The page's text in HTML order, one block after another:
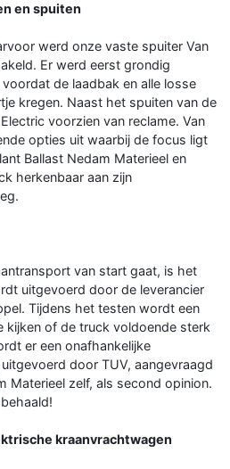
en spuiten
werd onze vaste spuiter Van
Er werd eerst grondig
de laadbak en alle losse
kregen. Naast het spuiten van de
voorzien van reclame. Van
opties uit waarbij de focus ligt
Ballast Nedam Materieel en
herkenbaar aan zijn
van start gaat, is het
uitgevoerd door de leverancier
Tijdens het testen wordt een
kijken of de truck voldoende sterk
er een onafhankelijke
door TUV, aangevraagd
Materieel zelf, als second opinion.
kraanvrachtwagen